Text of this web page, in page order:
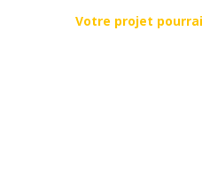
Votre projet